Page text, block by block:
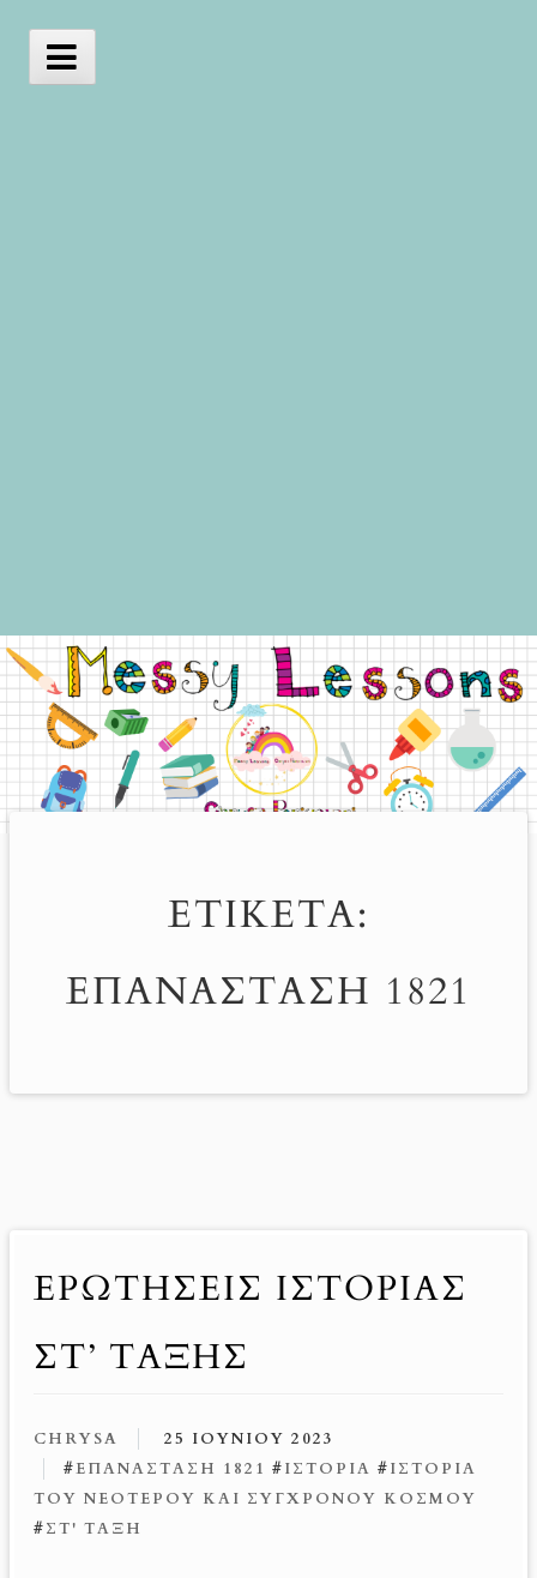
ΕΤΙΚΈΤΑ:
ΕΠΑΝΆΣΤΑΣΗ 1821
ΕΡΩΤΉΣΕΙΣ ΙΣΤΟΡΊΑΣ
ΣΤ’ ΤΆΞΗΣ
CHRYSA
25 ΙΟΥΝΊΟΥ 2023
#ΕΠΑΝΆΣΤΑΣΗ 1821 #ΙΣΤΟΡΊΑ #ΙΣΤΟΡΊΑ
ΤΟΥ ΝΕΌΤΕΡΟΥ ΚΑΙ ΣΎΓΧΡΟΝΟΥ ΚΌΣΜΟΥ
#ΣΤ' ΤΆΞΗ